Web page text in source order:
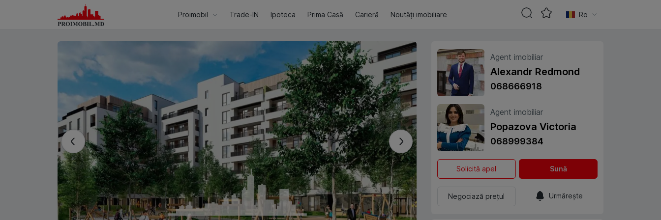
Agent imobiliar
Alexandr Redmond
068666918
Agent imobiliar
Popazova Victoria
068999384
Solicită apel Sună
Negociază prețul Urmărește
Proimobil Trade-IN Ipoteca Prima Casă Carieră Noutăți imobiliare Ro